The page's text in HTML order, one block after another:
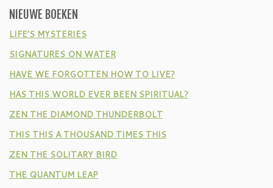
NIEUWE BOEKEN
LIFE’S MYSTERIES
SIGNATURES ON WATER
HAVE WE FORGOTTEN HOW TO LIVE?
HAS THIS WORLD EVER BEEN SPIRITUAL?
ZEN THE DIAMOND THUNDERBOLT
THIS THIS A THOUSAND TIMES THIS
ZEN THE SOLITARY BIRD
THE QUANTUM LEAP